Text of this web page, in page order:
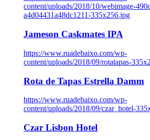
content/uploads/2018/10/webimage-
a4d04431a48dc1211-335x256.jpg
Jameson Caskmates IPA
https://www.ruadebaixo.com/wp-
content/uploads/2018/09/rotatapas-
Rota de Tapas Estrella Damm
https://www.ruadebaixo.com/wp-
content/uploads/2018/09/czar_hotel-
Czar Lisbon Hotel